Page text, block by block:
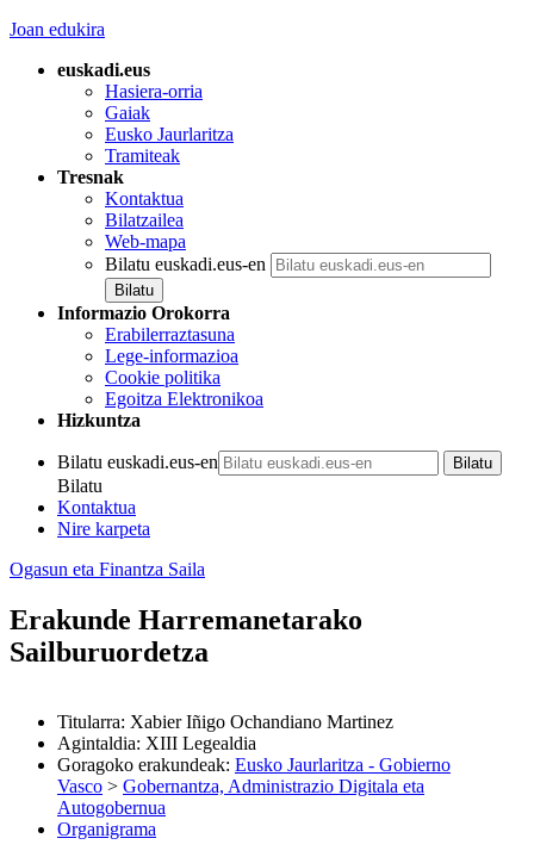
Joan edukira
euskadi.eus
Hasiera-orria
Gaiak
Eusko Jaurlaritza
Tramiteak
Tresnak
Kontaktua
Bilatzailea
Web-mapa
Bilatu euskadi.eus-en
Informazio Orokorra
Erabilerraztasuna
Lege-informazioa
Cookie politika
Egoitza Elektronikoa
Hizkuntza
Bilatu euskadi.eus-en
Bilatu
Kontaktua
Nire karpeta
Ogasun eta Finantza Saila
Erakunde Harremanetarako
Sailburuordetza
Titularra: Xabier Iñigo Ochandiano Martinez
Agintaldia: XIII Legealdia
Goragoko erakundeak: Eusko Jaurlaritza - Gobierno
Vasco > Gobernantza, Administrazio Digitala eta
Autogobernua
Organigrama